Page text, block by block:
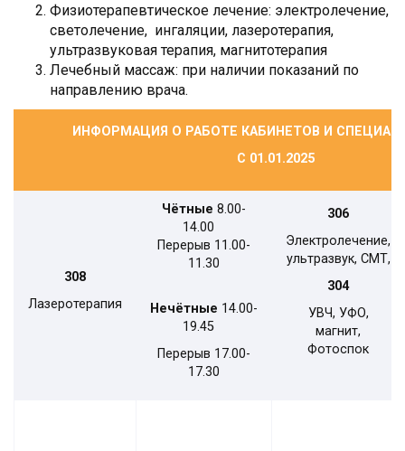
Физиотерапевтическое лечение: электролечение,
светолечение, ингаляции, лазеротерапия,
ультразвуковая терапия, магнитотерапия
Лечебный массаж: при наличии показаний по
направлению врача.
ИНФОРМАЦИЯ О РАБОТЕ КАБИНЕТОВ И
С 01.01.2025
308
Лазеротерапия
Чётные 8.00-
14.00
Перерыв 11.00-
11.30
Нечётные 14.00-
19.45
Перерыв 17.00-
17.30
306
Электролечение,
ультразвук, СМТ,
304
УВЧ, УФО,
магнит,
Фотоспок